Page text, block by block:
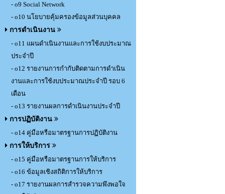
- o9 Social Network
- o10 นโยบายคุ้มครองข้อมูลส่วนบุคคล
การดำเนินงาน
- o11 แผนดำเนินงานและการใช้งบประมาณ
ประจำปี
- o12 รายงานการกำกับติดตามการดำเนิน
งานและการใช้งบประมาณประจำปี รอบ 6
เดือน
- o13 รายงานผลการดำเนินงานประจำปี
การปฏิบัติงาน
- o14 คู่มือหรือมาตรฐานการปฏิบัติงาน
การให้บริการ
- o15 คู่มือหรือมาตรฐานการให้บริการ
- o16 ข้อมูลเชิงสถิติการให้บริการ
- o17 รายงานผลการสำรวจความพึงพอใจ